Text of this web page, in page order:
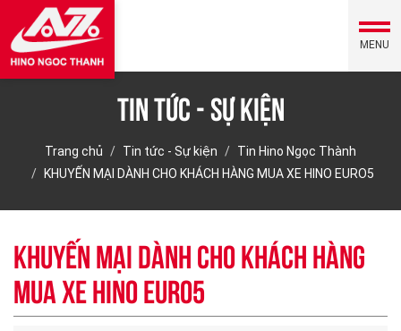
MENU
Tin tức - Sự kiện
Trang chủ Tin tức - Sự kiện
Tin Hino Ngọc Thành
KHUYẾN MẠI DÀNH CHO KHÁCH HÀNG MUA XE HINO EURO5
KHUYẾN MẠI DÀNH CHO KHÁCH HÀNG
MUA XE HINO EURO5